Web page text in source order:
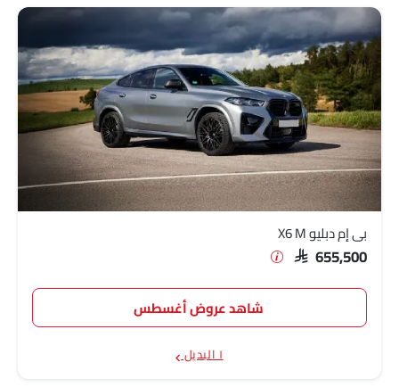
بي إم دبليو X6 M
SAR 655,500
شاهد عروض أغسطس
١ البديل